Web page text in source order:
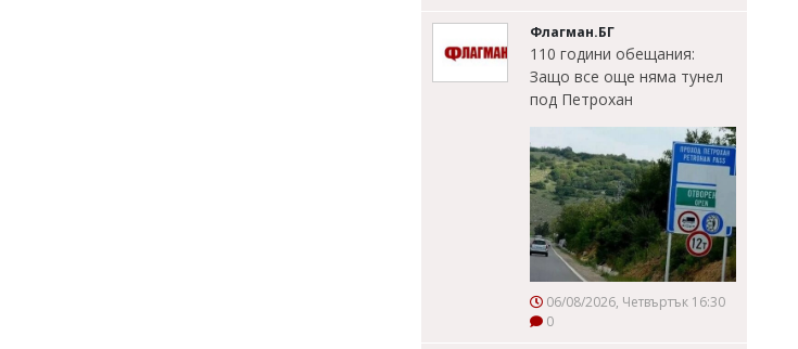
Флагман.БГ
110 години обещания:
Защо все още няма тунел
под Петрохан
06/08/2026, Четвъртък 16:30
0